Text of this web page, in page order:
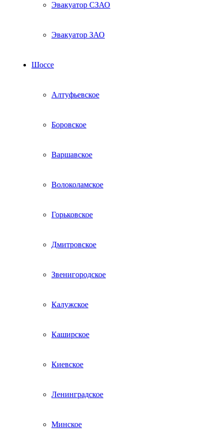
Эвакуатор СЗАО
Эвакуатор ЗАО
Шоссе
Алтуфьевское
Боровское
Варшавское
Волоколамское
Горьковское
Дмитровское
Звенигородское
Калужское
Каширское
Киевское
Ленинградское
Минское